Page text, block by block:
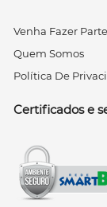
Venha Fazer
Quem Somos
Política De
Certificados e